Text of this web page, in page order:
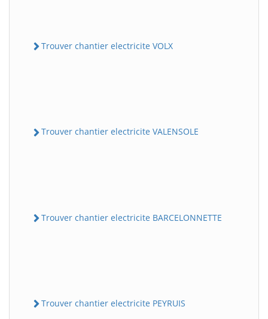
Trouver chantier electricite VOLX
Trouver chantier electricite VALENSOLE
Trouver chantier electricite BARCELONNETTE
Trouver chantier electricite PEYRUIS